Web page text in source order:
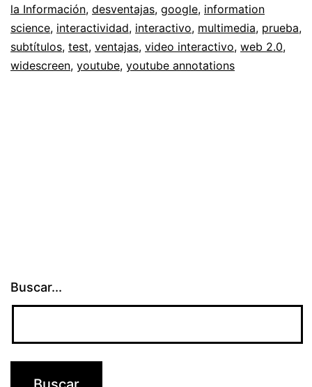
versión
2
con
la Información, desventajas, google, information
science, interactividad, interactivo, multimedia, prueba,
subtítulos, test, ventajas, video interactivo, web 2.0,
widescreen, youtube, youtube annotations
Buscar...